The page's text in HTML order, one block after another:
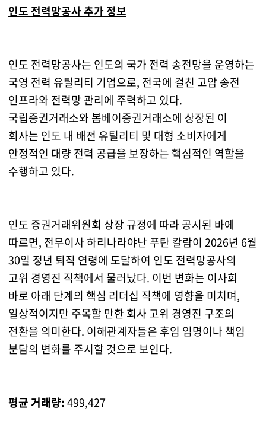
인도 전력망공사 추가 정보
인도 전력망공사는 인도의 국가 전력 송전망을 운영하는
국영 전력 유틸리티 기업으로, 전국에 걸친 고압 송전
인프라와 전력망 관리에 주력하고 있다.
국립증권거래소와 봄베이증권거래소에 상장된 이
회사는 인도 내 배전 유틸리티 및 대형 소비자에게
안정적인 대량 전력 공급을 보장하는 핵심적인 역할을
수행하고 있다.
인도 증권거래위원회 상장 규정에 따라 공시된 바에
따르면, 전무이사 하리나라야난 푸탄 칼람이 2026년 6월
30일 정년 퇴직 연령에 도달하여 인도 전력망공사의
고위 경영진 직책에서 물러났다. 이번 변화는 이사회
바로 아래 단계의 핵심 리더십 직책에 영향을 미치며,
일상적이지만 주목할 만한 회사 고위 경영진 구조의
전환을 의미한다. 이해관계자들은 후임 임명이나 책임
분담의 변화를 주시할 것으로 보인다.
평균 거래량:499,427